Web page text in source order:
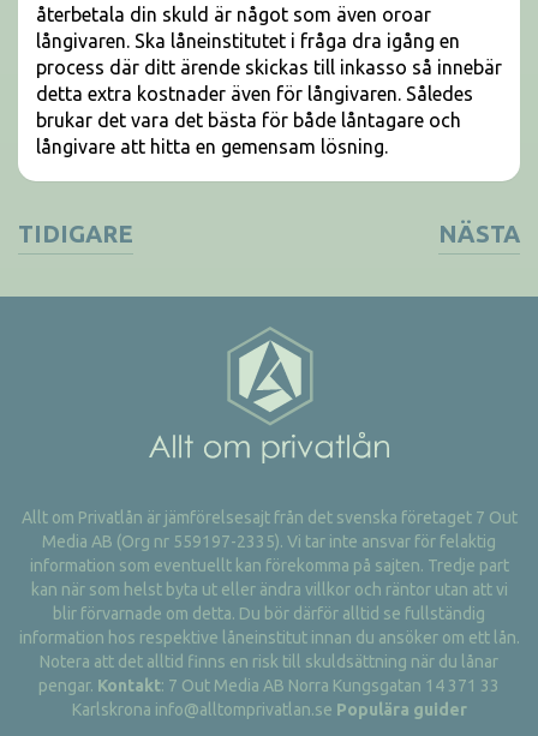
återbetala din skuld är något som även oroar
långivaren. Ska låneinstitutet i fråga dra igång en
process där ditt ärende skickas till inkasso så innebär
detta extra kostnader även för långivaren. Således
brukar det vara det bästa för både låntagare och
långivare att hitta en gemensam lösning.
TIDIGARE NÄSTA
Allt om Privatlån är jämförelsesajt från det svenska företaget 7 Out
Media AB (Org nr 559197-2335). Vi tar inte ansvar för felaktig
information som eventuellt kan förekomma på sajten. Tredje part
kan när som helst byta ut eller ändra villkor och räntor utan att vi
blir förvarnade om detta. Du bör därför alltid se fullständig
information hos respektive låneinstitut innan du ansöker om ett lån.
Notera att det alltid finns en risk till skuldsättning när du lånar
pengar. Kontakt: 7 Out Media AB Norra Kungsgatan 14 371 33
Karlskrona info@alltomprivatlan.se Populära guider